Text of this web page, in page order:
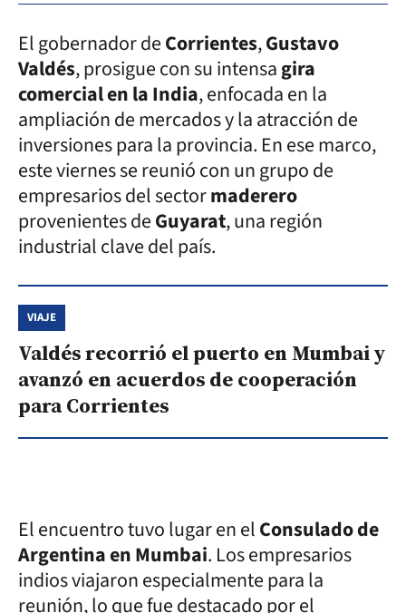
El gobernador deCorrientes,Gustavo
Valdés, prosigue con su intensagira
comercial en la India, enfocada en la
ampliación de mercados y la atracción de
inversiones para la provincia. En ese marco,
este viernes se reunió con un grupo de
empresarios del sectormaderero
provenientes deGuyarat, una región
industrial clave del país.
VIAJE
Valdés recorrió el puerto en Mumbai y
avanzó en acuerdos de cooperación
para Corrientes
El encuentro tuvo lugar en elConsulado de
Argentina en Mumbai. Los empresarios
indios viajaron especialmente para la
reunión, lo que fue destacado por el